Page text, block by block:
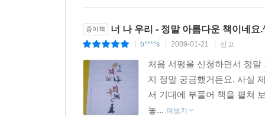
종이책 너 나 우리 - 정말 아름다운 책이네요
b****s 2009-01-21 신고
처음 서평을 신청하면서 정
지 정말 궁금했거든요. 사실
서 기대에 부풀어 책을 펼쳐
놓... 더보기